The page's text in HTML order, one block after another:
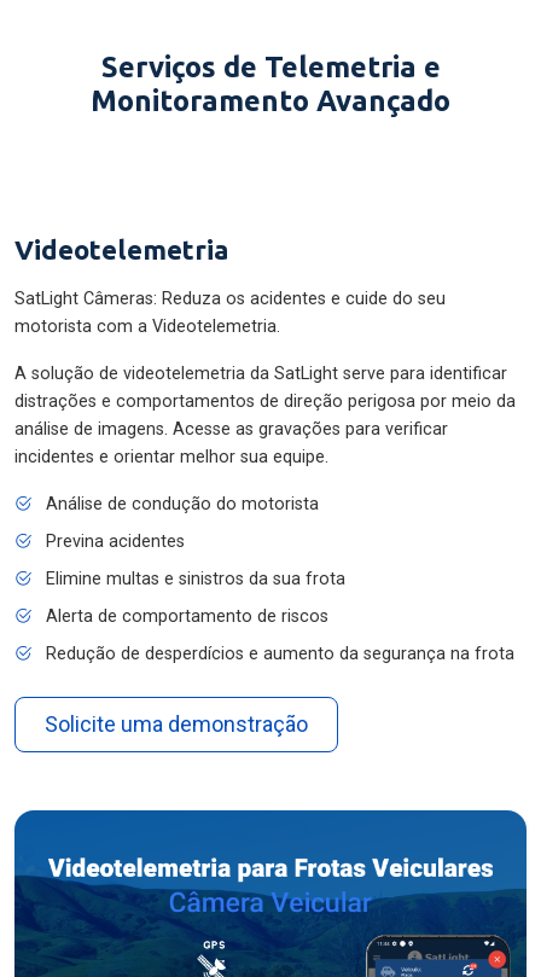
Serviços de Telemetria e
Monitoramento Avançado
Videotelemetria
SatLight Câmeras: Reduza os acidentes e cuide do seu
motorista com a Videotelemetria.
A solução de videotelemetria da SatLight serve para identificar
distrações e comportamentos de direção perigosa por meio da
análise de imagens. Acesse as gravações para verificar
incidentes e orientar melhor sua equipe.
Análise de condução do motorista
Previna acidentes
Elimine multas e sinistros da sua frota
Alerta de comportamento de riscos
Redução de desperdícios e aumento da segurança na frota
Solicite uma demonstração